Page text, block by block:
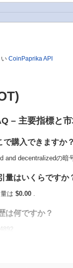
CoinPaprika API
– 主要指標と
購入できますか？
and decentralizedの暗
量はいくらですか
は $0.00 .
は何ですか？